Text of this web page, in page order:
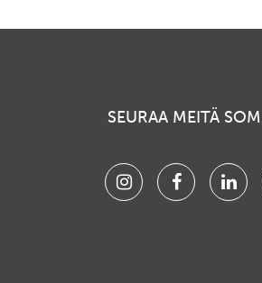
SEURAA MEITÄ
InstagramFacebook